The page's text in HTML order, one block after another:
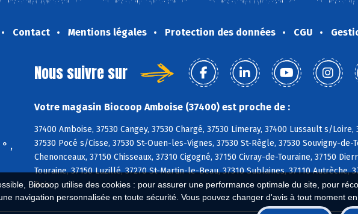
Biocoop utilise des cookies : pour assurer une performance optimale du site, pour
navigation personnalisée en toute sécurité. Vous pouvez changer d'avis à tout moment
Contact Mentions légales Protection des données CGU
° ,
Nous suivre sur
Votre magasin Biocoop Amboise (37400) est proche de :
37400 Amboise, 37530 Cangey, 37530 Chargé, 37530 Limeray, 37400 Lussault s/
37530 Pocé s/Cisse, 37530 St-Ouen-les-Vignes, 37530 St-Règle, 37530 Souvigny-
Chenonceaux, 37150 Chisseaux, 37310 Cigogné, 37150 Civray-de-Touraine, 37150
Touraine, 37150 Luzillé, 37270 St-Martin-le-Beau, 37310 Sublaines, 37110
Bois